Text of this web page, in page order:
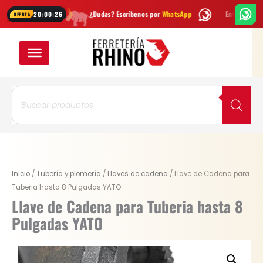
OFERTA 20:00:26
¿Dudas? Escríbenos porWhatsApp Envío GRATIS en Bogotá
Búsqueda
productos
Inicio /Tubería y plomería / Llaves de cadena / Llave de Cadena para
Tuberia hasta 8 Pulgadas YATO
Llave de Cadena para Tuberia hasta 8
Pulgadas YATO
Original
price
was:
$ 660.000.
Current
price
is:
$ 495.000.
Llave
de
Cadena
para
Tuberia